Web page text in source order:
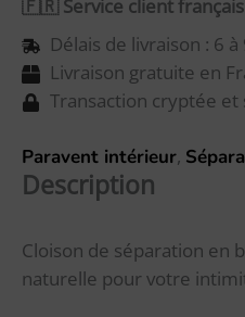
🇫🇷 Service client
Délais de livraison : 6
Livraison gratuite en
Transaction cryptée et
Paravent intérieur,
Description
Cloison de séparation en
naturelle pour votre